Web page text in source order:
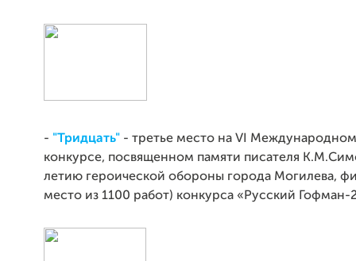
- "Тридцать" - третье место на VI
конкурсе, посвященном памяти писателя
летию героической обороны города Могилева,
место из 1100 работ) конкурса «Русский Гофман-